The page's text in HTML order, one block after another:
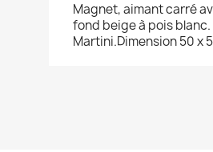
Magnet, aimant carré
fond beige à pois
Martini.Dimension 50 x